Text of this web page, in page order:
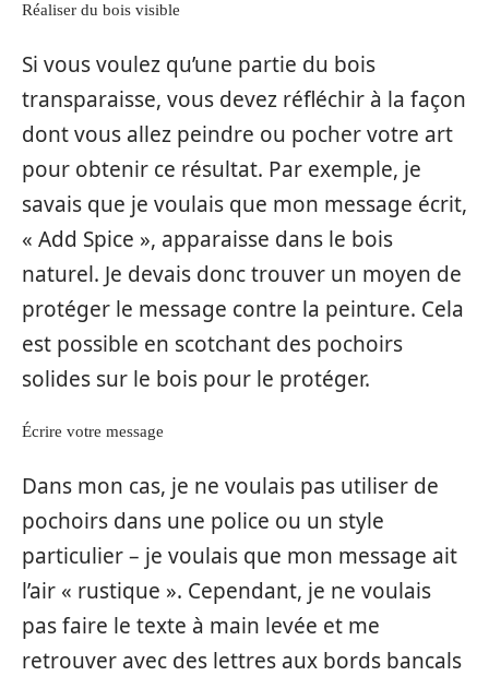
Réaliser du bois visible
Si vous voulez qu’une partie du bois
transparaisse, vous devez réfléchir à la façon
dont vous allez peindre ou pocher votre art
pour obtenir ce résultat. Par exemple, je
savais que je voulais que mon message écrit,
« Add Spice », apparaisse dans le bois
naturel. Je devais donc trouver un moyen de
protéger le message contre la peinture. Cela
est possible en scotchant des pochoirs
solides sur le bois pour le protéger.
Écrire votre message
Dans mon cas, je ne voulais pas utiliser de
pochoirs dans une police ou un style
particulier – je voulais que mon message ait
l’air « rustique ». Cependant, je ne voulais
pas faire le texte à main levée et me
retrouver avec des lettres aux bords bancals